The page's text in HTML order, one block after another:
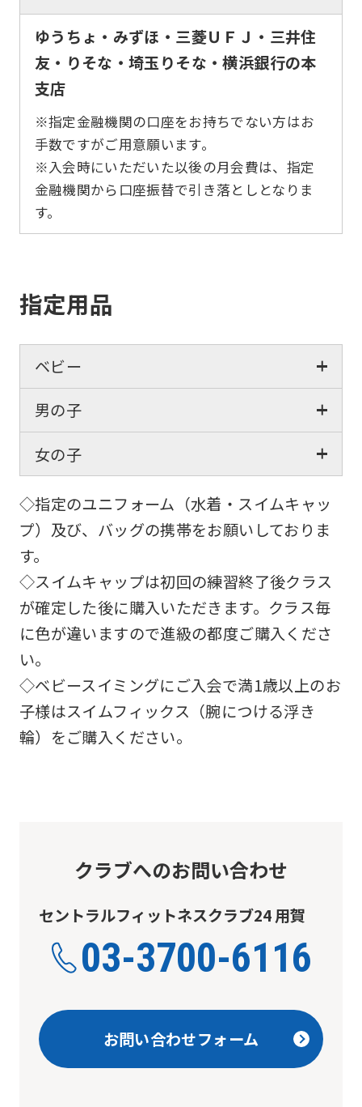
ゆうちょ・みずほ・三菱ＵＦＪ・三井住
友・りそな・埼玉りそな・横浜銀行の本
支店
※指定金融機関の口座をお持ちでない方はお
手数ですがご用意願います。
※入会時にいただいた以後の月会費は、指定
金融機関から口座振替で引き落としとなりま
す。
指定用品
ベビー
男の子
女の子
◇指定のユニフォーム（水着・スイムキャッ
プ）及び、バッグの携帯をお願いしておりま
す。
◇スイムキャップは初回の練習終了後クラス
が確定した後に購入いただきます。クラス毎
に色が違いますので進級の都度ご購入くださ
い。
◇ベビースイミングにご入会で満1歳以上のお
子様はスイムフィックス（腕につける浮き
輪）をご購入ください。
クラブへのお問い合わせ
セントラルフィットネスクラブ24 用賀
03-3700-6116
お問い合わせフォーム